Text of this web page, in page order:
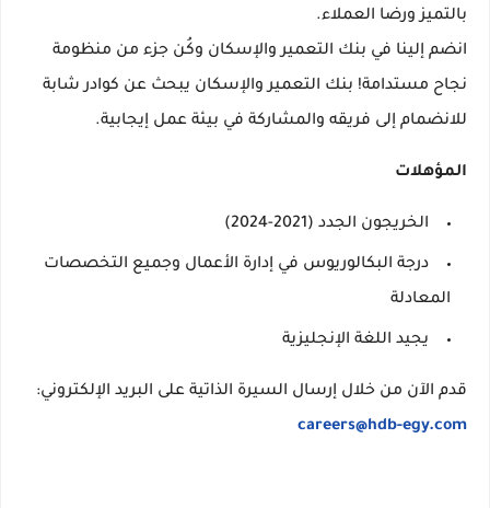
بالتميز ورضا العملاء.
انضم إلينا في بنك التعمير والإسكان وكُن جزء من منظومة
نجاح مستدامة! بنك التعمير والإسكان يبحث عن كوادر شابة
للانضمام إلى فريقه والمشاركة في بيئة عمل إيجابية.
المؤهلات
الخريجون الجدد (2021-2024)
درجة البكالوريوس في إدارة الأعمال وجميع التخصصات
المعادلة
يجيد اللغة الإنجليزية
قدم الآن من خلال إرسال السيرة الذاتية على البريد الإلكتروني:
careers@hdb-egy.com